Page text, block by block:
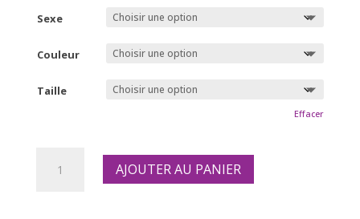
Sexe
Couleur
Taille
Effacer
AJOUTER AU PANIER